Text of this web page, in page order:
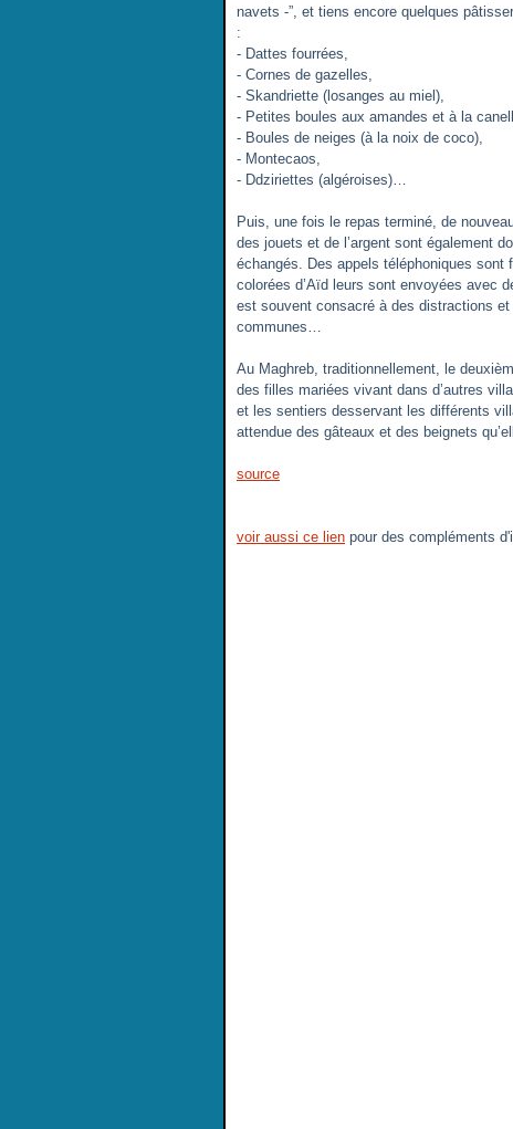
navets -”, et tiens encore quelques
:
- Dattes fourrées,
- Cornes de gazelles,
- Skandriette (losanges au miel),
- Petites boules aux amandes et à la
- Boules de neiges (à la noix de coco),
- Montecaos,
- Ddziriettes (algéroises)…
Puis, une fois le repas terminé, de
des jouets et de l’argent sont également
échangés. Des appels téléphoniques
colorées d’Aïd leurs sont envoyées avec
est souvent consacré à des distractions
communes…
Au Maghreb, traditionnellement, le
des filles mariées vivant dans d’autres
et les sentiers desservant les différents
attendue des gâteaux et des beignets
source
voir aussi ce lien pour des compléments